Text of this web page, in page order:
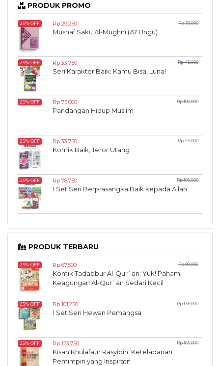
PRODUK PROMO
25% OFF Rp 29,250 Rp 39,000
Mushaf Saku Al-Mughni (A7 Ungu)
25% OFF Rp 33,750 Rp 45,000
Seri Karakter Baik: Kamu Bisa, Luna!
25% OFF Rp 75,000 Rp 100,000
Pandangan Hidup Muslim
25% OFF Rp 33,750 Rp 45,000
Komik Baik, Teror Utang
25% OFF Rp 78,750 Rp 105,000
1 Set Seri Berprasangka Baik kepada Allah
PRODUK TERBARU
25% OFF Rp 67,500 Rp 90,000
Komik Tadabbur Al-Qur`an: Yuk! Pahami
Keagungan Al-Qur`an Sedari Kecil
25% OFF Rp 101,250 Rp 135,000
1 Set Seri Hewan Pemangsa
25% OFF Rp 123,750 Rp 165,000
Kisah Khulafaur Rasyidin: Keteladanan
Pemimpin yang Inspiratif